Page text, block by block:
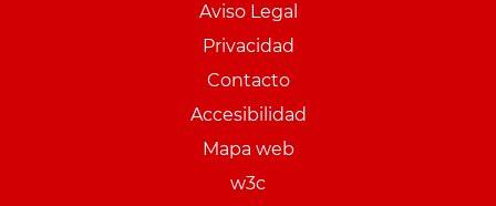
Aviso Legal
Privacidad
Contacto
Accesibilidad
Mapa web
w3c